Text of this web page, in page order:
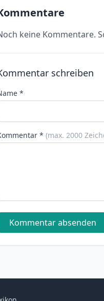
keine Kommentare.
schreiben
*
* (max. 2000
Kommentar absenden